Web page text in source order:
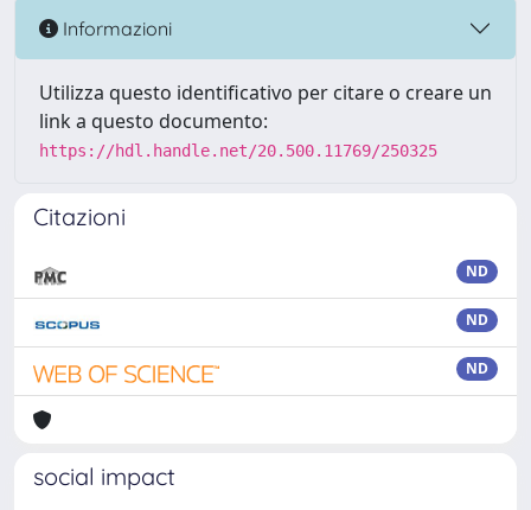
Informazioni
Utilizza questo identificativo per citare o creare un
link a questo documento:
https://hdl.handle.net/20.500.11769/250325
Citazioni
ND
ND
ND
social impact